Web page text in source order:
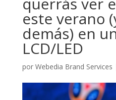
este verano
demás) en
LCD/LED
por Webedia Brand Services